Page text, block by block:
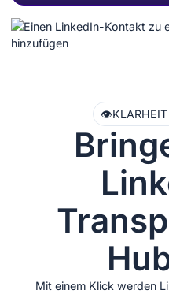
👁️
Mit einem Klick werden